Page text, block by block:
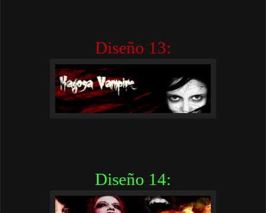
Diseño 13:
Diseño 14: